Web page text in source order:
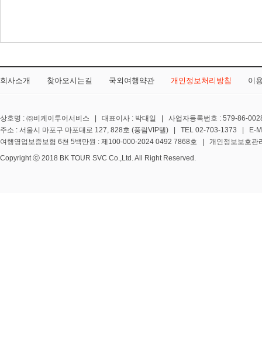
회사소개 찾아오시는길 국외여행약관 개인정보처리방침 이
상호명 : ㈜비케이투어서비스 | 대표이사 : 박대일 | 사업자등록번호 : 579-86-
주소 : 서울시 마포구 마포대로 127, 828호 (풍림VIP텔) | TEL 02-703-1373 | E-
여행영업보증보험 6천 5백만원 : 제100-000-2024 0492 7868호 | 개인정보보호관
Copyright ⓒ 2018 BK TOUR SVC Co.,Ltd. All Right Reserved.